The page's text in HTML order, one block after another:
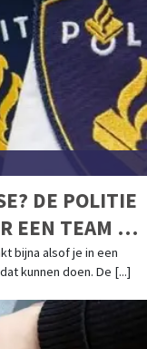
DE POLITIE
EEN TEAM IN
bijna alsof je in een
kunnen doen. De [...]